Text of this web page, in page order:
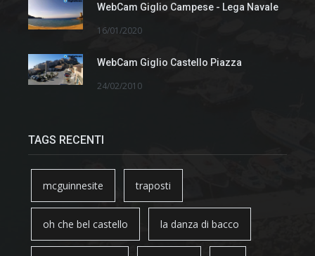
WebCam Giglio Campese - Lega Navale
16/01/2020
WebCam Giglio Castello Piazza
24/02/2010
TAGS RECENTI
mcguinnesite traposti
oh che bel castello la danza di bacco